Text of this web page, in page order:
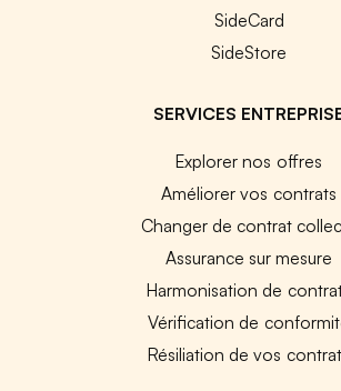
SideCard
SideStore
SERVICES
Explorer nos offres
Améliorer vos contrats
Changer de contrat
Assurance sur mesure
Harmonisation de
Vérification de
Résiliation de vos